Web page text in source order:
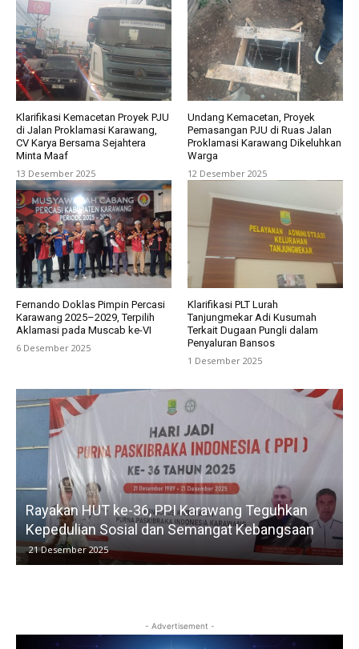
Klarifikasi Kemacetan Proyek PJU
di Jalan Proklamasi Karawang,
CV Karya Bersama Sejahtera
Minta Maaf
13 Desember 2025
Undang Kemacetan, Proyek
Pemasangan PJU di Ruas Jalan
Proklamasi Karawang Dikeluhkan
Warga
12 Desember 2025
Fernando Doklas Pimpin Percasi
Karawang 2025–2029, Terpilih
Aklamasi pada Muscab ke-VI
6 Desember 2025
Klarifikasi PLT Lurah
Tanjungmekar Adi Kusumah
Terkait Dugaan Pungli dalam
Penyaluran Bansos
1 Desember 2025
Rayakan HUT ke-36, PPI Karawang Teguhkan
Kepedulian Sosial dan Semangat Kebangsaan
21 Desember 2025
- Advertisement -